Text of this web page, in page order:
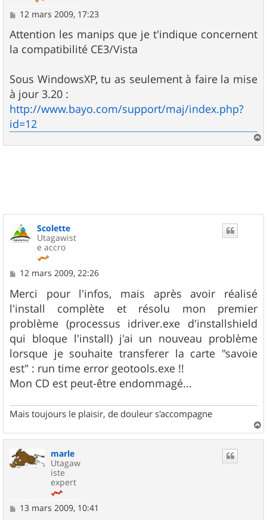
M
s
s
a
12 mars 2009, 17:23
Attention les manips que je t'indique concernent
la compatibilité CE3/Vista
Sous WindowsXP, tu as seulement à faire la mise
à jour 3.20 :
http://www.bayo.com/support/maj/index.php?
id=12
a
Scolette
Utagawist
e accro
M
s
s
a
g
e
12 mars 2009, 22:26
Merci pour l'infos, mais après avoir réalisé
l'install complète et résolu mon premier
problème (processus idriver.exe d'installshield
qui bloque l'install) j'ai un nouveau problème
lorsque je souhaite transferer la carte "savoie
est" : run time error geotools.exe !!
Mon CD est peut-être endommagé...
Mais toujours le plaisir, de douleur s'accompagne
a
marle
Utagaw
iste
expert
M13 mars 2009, 10:41